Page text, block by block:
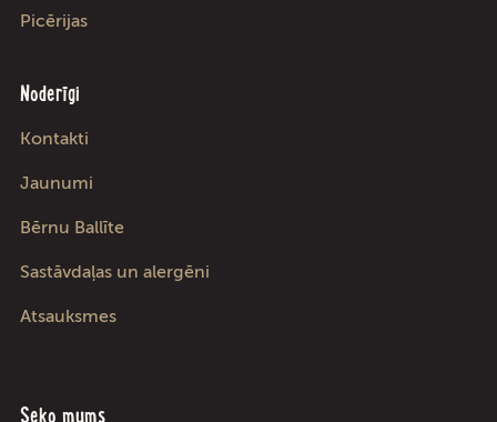
Picērijas
Noderīgi
Kontakti
Jaunumi
Bērnu Ballīte
Sastāvdaļas un alergēni
Atsauksmes
Seko mums